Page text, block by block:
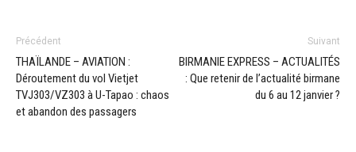
Précédent
THAÏLANDE – AVIATION :
Déroutement du vol Vietjet
TVJ303/VZ303 à U-Tapao : chaos
et abandon des passagers
Suivant
BIRMANIE EXPRESS – ACTUALITÉS
: Que retenir de l’actualité birmane
du 6 au 12 janvier ?